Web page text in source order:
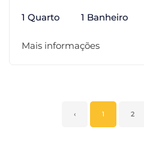
1 Quarto 1 Banheiro
Mais informações
‹ 1 2